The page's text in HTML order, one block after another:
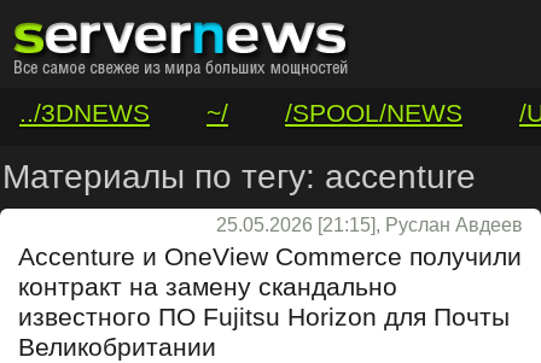
../3DNEWS ~/ /SPOOL/NEWS
/
/VAR/CONTACT
Материалы по тегу: accenture
25.05.2026 [21:15], Руслан Авдеев
Accenture и OneView Commerce получили
контракт на замену скандально
известного ПО Fujitsu Horizon для Почты
Великобритании